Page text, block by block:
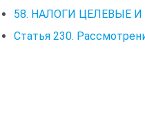
58. НАЛОГИ ЦЕЛЕВЫЕ
Статья 230.